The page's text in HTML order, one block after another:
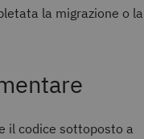
la migrazione o la
il codice sottoposto a